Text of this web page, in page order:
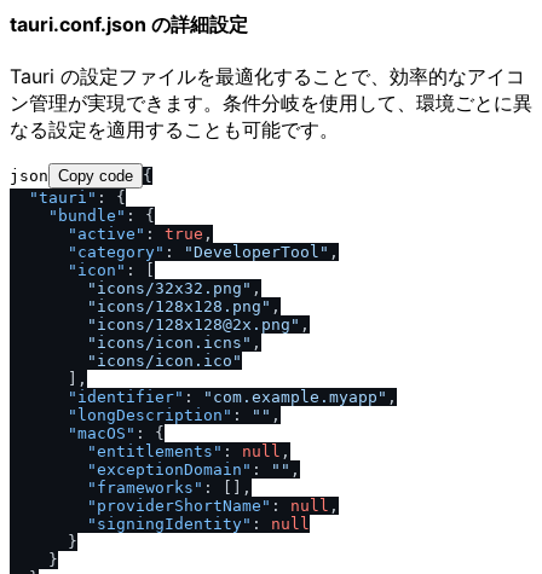
tauri.conf.json の詳細設定
Tauri の設定ファイルを最適化することで、効率的なアイコ
ン管理が実現できます。条件分岐を使用して、環境ごとに異
なる設定を適用することも可能です。
json Copy code {
"tauri" :
{
"bundle" :
{
"active" : true ,
"category" : "DeveloperTool" ,
"icon" :
"icons/32x32.png" ,
"icons/128x128.png" ,
"icons/128x128@2x.png" ,
"icons/icon.icns" ,
"icons/icon.ico"
,
"identifier" : "com.example.myapp" ,
"longDescription" : "" ,
"macOS" :
{
"entitlements" : null ,
"exceptionDomain" : "" ,
"frameworks" :
,
"providerShortName" : null ,
"signingIdentity" :
null
}
}